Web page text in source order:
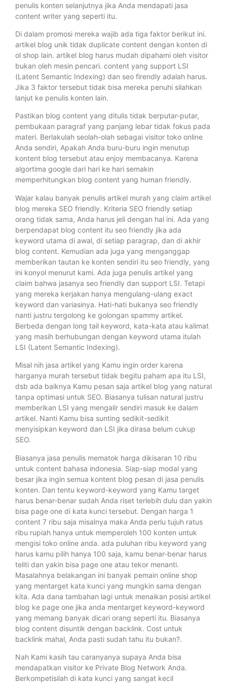
penulis konten selanjutnya jika Anda mendapati jasa
content writer yang seperti itu.
Di dalam promosi mereka wajib ada tiga faktor berikut ini.
artikel blog unik tidak duplicate content dengan konten di
ol shop lain. artikel blog harus mudah dipahami oleh visitor
bukan oleh mesin pencari. content yang support LSI
(Latent Semantic Indexing) dan seo firendly adalah harus.
Jika 3 faktor tersebut tidak bisa mereka penuhi silahkan
lanjut ke penulis konten lain.
Pastikan blog content yang ditulis tidak berputar-putar,
pembukaan paragraf yang panjang lebar tidak fokus pada
materi. Berlakulah seolah-olah sebagai visitor toko online
Anda sendiri, Apakah Anda buru-buru ingin menutup
kontent blog tersebut atau enjoy membacanya. Karena
algortima google dari hari ke hari semakin
memperhitungkan blog content yang human friendly.
Wajar kalau banyak penulis artikel murah yang claim artikel
blog mereka SEO friendly. Kriteria SEO friendly setiap
orang tidak sama, Anda harus jeli dengan hal ini. Ada yang
berpendapat blog content itu seo friendly jika ada
keyword utama di awal, di setiap paragrap, dan di akhir
blog content. Kemudian ada juga yang menganggap
memberikan tautan ke konten sendiri itu seo friendly, yang
ini konyol menurut kami. Ada juga penulis artikel yang
claim bahwa jasanya seo friendly dan support LSI. Tetapi
yang mereka kerjakan hanya mengulang-ulang exact
keyword dan variasinya. Hati-hati bukanya seo friendly
nanti justru tergolong ke golongan spammy artikel.
Berbeda dengan long tail keyword, kata-kata atau kalimat
yang masih berhubungan dengan keyword utama itulah
LSI (Latent Semantic Indexing).
Misal nih jasa artikel yang Kamu ingin order karena
harganya murah tersebut tidak begitu paham apa itu LSI,
dsb ada baiknya Kamu pesan saja artikel blog yang natural
tanpa optimasi untuk SEO. Biasanya tulisan natural justru
memberikan LSI yang mengalir sendiri masuk ke dalam
artikel. Nanti Kamu bisa sunting sedikit-sedikit
menyisipkan keyword dan LSI jika dirasa belum cukup
SEO.
Biasanya jasa penulis mematok harga dikisaran 10 ribu
untuk content bahasa indonesia. Siap-siap modal yang
besar jika ingin semua kontent blog pesan di jasa penulis
konten. Dan tentu keyword-keyword yang Kamu target
harus benar-benar sudah Anda riset terlebih dulu dan yakin
bisa page one di kata kunci tersebut. Dengan harga 1
content 7 ribu saja misalnya maka Anda perlu tujuh ratus
ribu rupiah hanya untuk memperoleh 100 konten untuk
mengisi toko online anda. ada puluhan ribu keyword yang
harus kamu pilih hanya 100 saja, kamu benar-benar harus
teliti dan yakin bisa page one atau tekor menanti.
Masalahnya belakangan ini banyak pemain online shop
yang mentarget kata kunci yang mungkin sama dengan
kita. Ada dana tambahan lagi untuk menaikan posisi artikel
blog ke page one jika anda mentarget keyword-keyword
yang memang banyak dicari orang seperti itu. Biasanya
blog content disuntik dengan backlink. Cost untuk
backlink mahal, Anda pasti sudah tahu itu bukan?.
Nah Kami kasih tau caranyanya supaya Anda bisa
mendapatkan visitor ke Private Blog Network Anda.
Berkompetisilah di kata kunci yang sangat kecil